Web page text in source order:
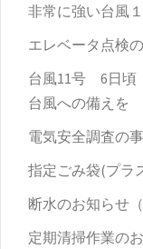
非常に強い台風
エレベータ点検
台風11号 6日
台風への備えを
電気安全調査の
指定ごみ袋(プラ
断水のお知らせ
定期清掃作業の